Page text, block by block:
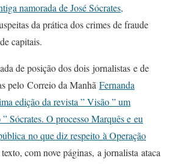
namorada de José Sócrates,
da prática dos crimes de fraude
capitais.
de posição dos dois jornalistas e de
pelo Correio da Manhã Fernanda
edição da revista ” Visão ” um
Sócrates. O processo Marquês e eu
no que diz respeito à Operação
com nove páginas, a jornalista ataca